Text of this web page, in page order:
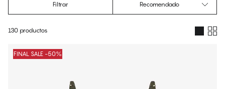
Filtrar Recomendado
130 productos
Productos
FINAL SALE -50%